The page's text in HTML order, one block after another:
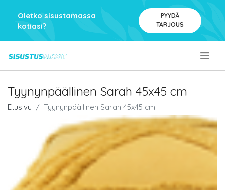
Oletko sisustamassa
kotiasi?
PYYDÄ
TARJOUS
Tyynynpäällinen Sarah 45x45 cm
Etusivu Tyynynpäällinen Sarah 45x45 cm